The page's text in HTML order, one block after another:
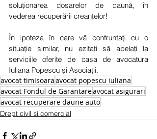
soluționarea dosarelor de daună, în
vederea recuperării creanțelor!
În ipoteza în care vă confruntați cu o
situație similar, nu ezitați să apelați la
serviciile oferite de casa de avocatura
Iuliana Popescu și Asociații.
avocat timisoaraavocat popescu iuliana
avocat Fondul de Garantareavocat asigurari
avocat recuperare daune auto
Drept civil si comercial